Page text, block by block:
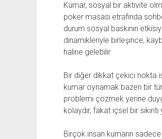
Kumar, sosyal bir aktivite
poker masası etrafında
durum sosyal baskının
dinamikleriyle birleşince,
haline gelebilir.
Bir diğer dikkat çekici nokta
kumar oynamak bazen bir
problemi çözmek yerine
kolaydır, fakat içsel bir
Birçok insan kumarın